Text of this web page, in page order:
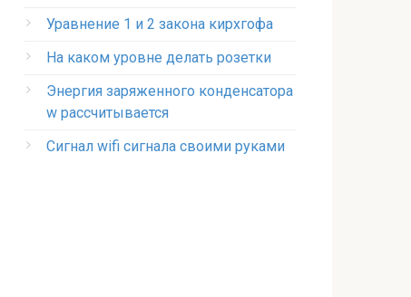
Уравнение 1 и 2 закона кирхгофа
На каком уровне делать розетки
Энергия заряженного конденсатора
w рассчитывается
Сигнал wifi сигнала своими руками